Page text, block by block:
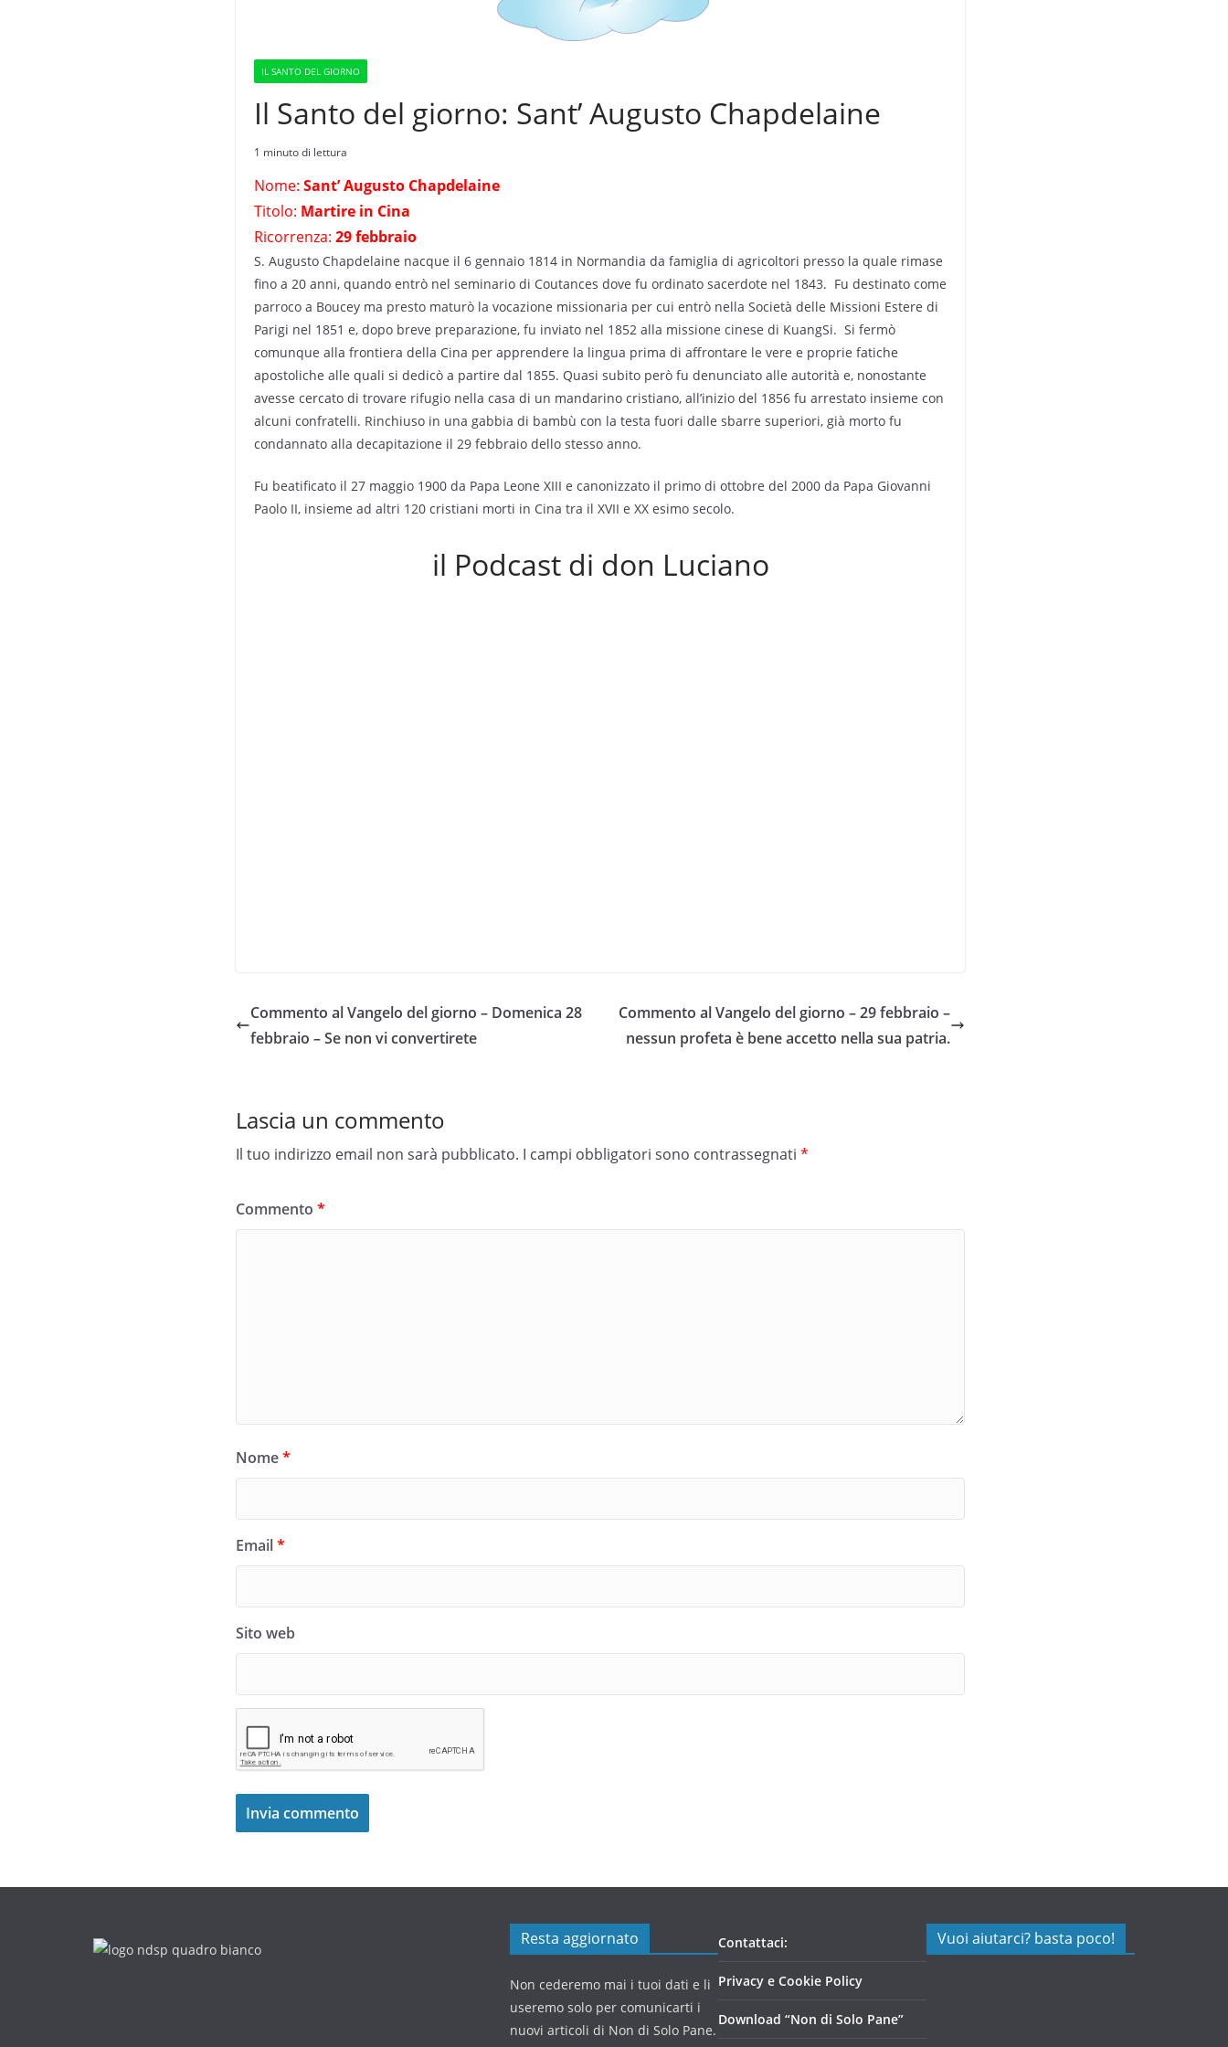
IL SANTO DEL GIORNO
Il Santo del giorno: Sant’ Augusto Chapdelaine
1 minuto di lettura
Nome: Sant’ Augusto Chapdelaine
Titolo: Martire in Cina
Ricorrenza: 29 febbraio
S. Augusto Chapdelaine nacque il 6 gennaio 1814 in Normandia da famiglia di agricoltori presso la quale rimase
fino a 20 anni, quando entrò nel seminario di Coutances dove fu ordinato sacerdote nel 1843. Fu destinato come
parroco a Boucey ma presto maturò la vocazione missionaria per cui entrò nella Società delle Missioni Estere di
Parigi nel 1851 e, dopo breve preparazione, fu inviato nel 1852 alla missione cinese di KuangSi. Si fermò
comunque alla frontiera della Cina per apprendere la lingua prima di affrontare le vere e proprie fatiche
apostoliche alle quali si dedicò a partire dal 1855. Quasi subito però fu denunciato alle autorità e, nonostante
avesse cercato di trovare rifugio nella casa di un mandarino cristiano, all’inizio del 1856 fu arrestato insieme con
alcuni confratelli. Rinchiuso in una gabbia di bambù con la testa fuori dalle sbarre superiori, già morto fu
condannato alla decapitazione il 29 febbraio dello stesso anno.
Fu beatificato il 27 maggio 1900 da Papa Leone XIII e canonizzato il primo di ottobre del 2000 da Papa Giovanni
Paolo II, insieme ad altri 120 cristiani morti in Cina tra il XVII e XX esimo secolo.
il Podcast di don Luciano
Commento al Vangelo del giorno – Domenica 28
febbraio – Se non vi convertirete
Commento al Vangelo del giorno – 29 febbraio –
nessun profeta è bene accetto nella sua patria.
Lascia un commento
Il tuo indirizzo email non sarà pubblicato. I campi obbligatori sono contrassegnati *
Commento *
Nome*
Email*
Sito web
Resta aggiornato
Non cederemo mai i tuoi dati e li
useremo solo per comunicarti i
nuovi articoli di Non di Solo Pane.
Contattaci:
Privacy e Cookie Policy
Download “Non di Solo Pane”
Vuoi aiutarci? basta poco!